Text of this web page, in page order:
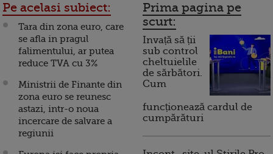
Pe acelasi subiect:
Tara din zona euro, care
se afla in pragul
falimentului, ar putea
reduce TVA cu 3%
Ministrii de Finante din
zona euro se reunesc
astazi, intr-o noua
incercare de salvare a
regiunii
Prima pagina pe
scurt:
Invață să ții
sub control
cheltuielile
de sărbători.
Cum
funcționează cardul de
cumpărături